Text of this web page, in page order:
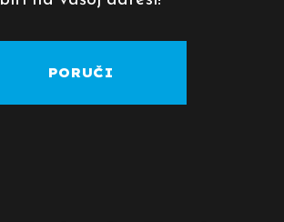
PORUČI